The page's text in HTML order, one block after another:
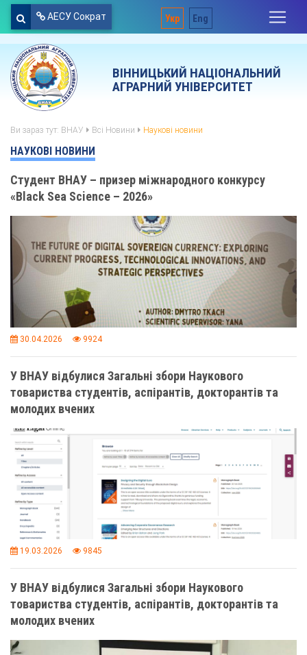
АЕСУ Сократ Укр Eng
ВІННИЦЬКИЙ НАЦІОНАЛЬНИЙ
АГРАРНИЙ УНІВЕРСИТЕТ
Ви зараз тут: ВНАУ Всі Новини Наукові новини
НАУКОВІ НОВИНИ
Студент ВНАУ – призер міжнародного конкурсу
«Black Sea Science – 2026»
30.04.2026 9924
У ВНАУ відбулися Загальні збори Наукового
товариства студентів, аспірантів, докторантів та
молодих вчених
19.03.2026 9845
У ВНАУ відбулися Загальні збори Наукового
товариства студентів, аспірантів, докторантів та
молодих вчених